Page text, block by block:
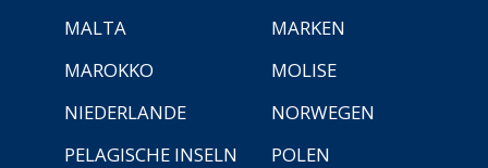
MALTA
MARKEN
MAROKKO
MOLISE
NIEDERLANDE
NORWEGEN
PELAGISCHE INSELN
POLEN